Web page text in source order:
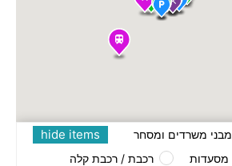
hide items
מבני משרדים ומסחר
מסעדות רכבת / רכבת קלה